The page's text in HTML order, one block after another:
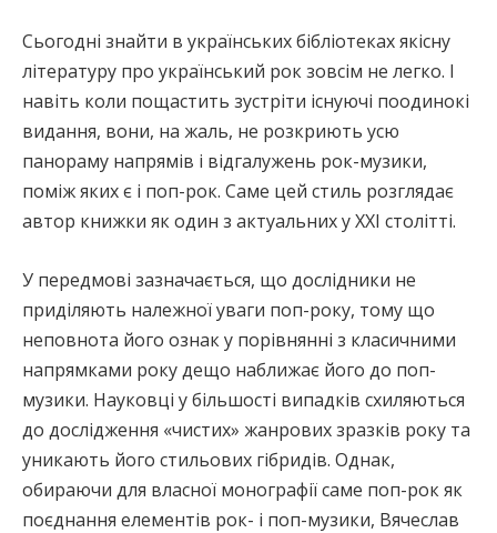
Сьогодні знайти в українських бібліотеках якісну
літературу про український рок зовсім не легко. І
навіть коли пощастить зустріти існуючі поодинокі
видання, вони, на жаль, не розкриють усю
панораму напрямів і відгалужень рок-музики,
поміж яких є і поп-рок. Саме цей стиль розглядає
автор книжки як один з актуальних у XXI столітті.
У передмові зазначається, що дослідники не
приділяють належної уваги поп-року, тому що
неповнота його ознак у порівнянні з класичними
напрямками року дещо наближає його до поп-
музики. Науковці у більшості випадків схиляються
до дослідження «чистих» жанрових зразків року та
уникають його стильових гібридів. Однак,
обираючи для власної монографії саме поп-рок як
поєднання елементів рок- і поп-музики, Вячеслав